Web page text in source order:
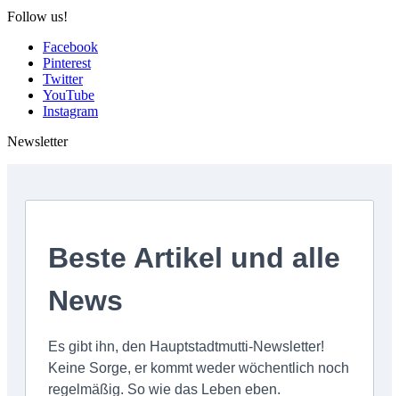
Follow us!
Facebook
Pinterest
Twitter
YouTube
Instagram
Newsletter